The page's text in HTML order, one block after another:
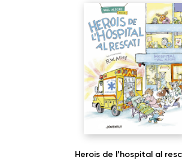
Herois de l’hospital al